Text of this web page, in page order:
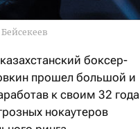
боксер-
прошел большой и
к своим 32
нокаутеров